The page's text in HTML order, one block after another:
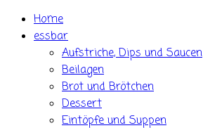
Skip Home
essbar
Aufstriche, Dips und Saucen
Beilagen
Brot und Brötchen
Dessert
Eintöpfe und Suppen